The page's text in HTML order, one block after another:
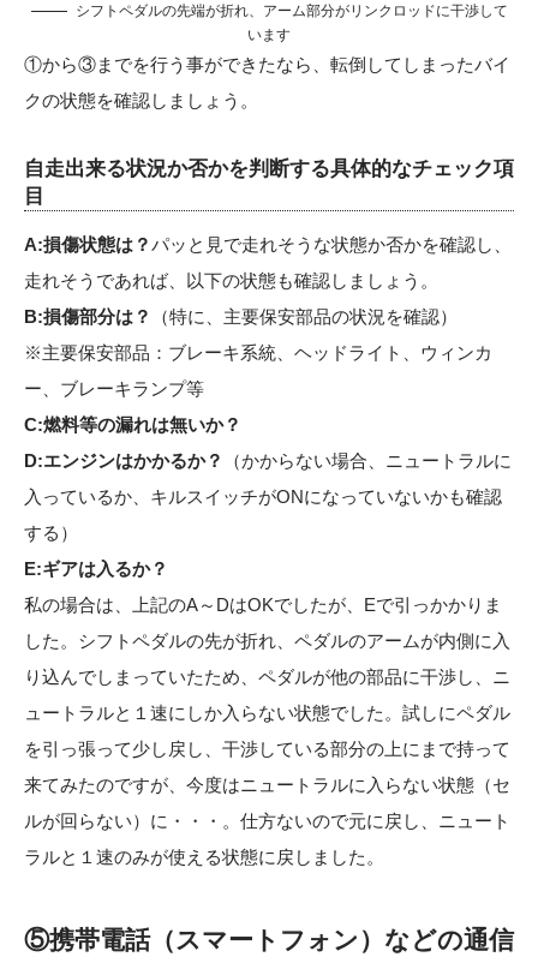
シフトペダルの先端が折れ、アーム部分がリンクロッドに干渉して
います
①から③までを行う事ができたなら、転倒してしまったバイ
クの状態を確認しましょう。
自走出来る状況か否かを判断する具体的なチェック項
目
A:損傷状態は？パッと見で走れそうな状態か否かを確認し、
走れそうであれば、以下の状態も確認しましょう。
B:損傷部分は？
（特に、主要保安部品の状況を確認）
※主要保安部品：ブレーキ系統、ヘッドライト、ウィンカ
ー、ブレーキランプ等
C:燃料等の漏れは無いか？
D:エンジンはかかるか？
（かからない場合、ニュートラルに
入っているか、キルスイッチがONになっていないかも確認
する）
E:ギアは入るか？
私の場合は、上記のA～DはOKでしたが、Eで引っかかりま
した。シフトペダルの先が折れ、ペダルのアームが内側に入
り込んでしまっていたため、ペダルが他の部品に干渉し、ニ
ュートラルと１速にしか入らない状態でした。試しにペダル
を引っ張って少し戻し、干渉している部分の上にまで持って
来てみたのですが、今度はニュートラルに入らない状態（セ
ルが回らない）に・・・。仕方ないので元に戻し、ニュート
ラルと１速のみが使える状態に戻しました。
⑤携帯電話（スマートフォン）などの通信